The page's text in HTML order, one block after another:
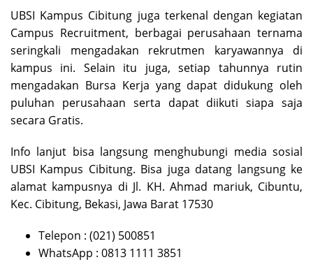
UBSI Kampus Cibitung juga terkenal dengan kegiatan
Campus Recruitment, berbagai perusahaan ternama
seringkali mengadakan rekrutmen karyawannya di
kampus ini. Selain itu juga, setiap tahunnya rutin
mengadakan Bursa Kerja yang dapat didukung oleh
puluhan perusahaan serta dapat diikuti siapa saja
secara Gratis.
Info lanjut bisa langsung menghubungi media sosial
UBSI Kampus Cibitung. Bisa juga datang langsung ke
alamat kampusnya di Jl. KH. Ahmad mariuk, Cibuntu,
Kec. Cibitung, Bekasi, Jawa Barat 17530
Telepon : (021) 500851
WhatsApp : 0813 1111 3851